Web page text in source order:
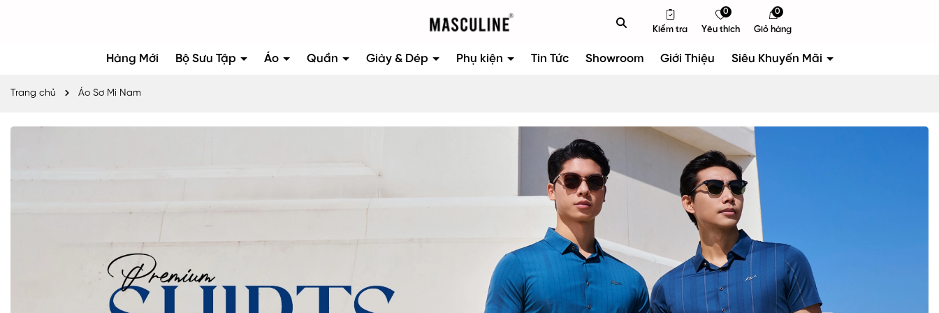
Kiểm tra Yêu thích
0
Giỏ hàng
0
Hàng Mới Bộ Sưu Tập Áo Quần Giày & Dép Phụ kiện Tin Tức Showroom Giới Thiệu Siêu Khuyến Mãi
Trang chủ Áo Sơ Mi Nam